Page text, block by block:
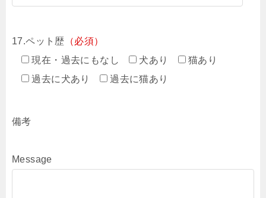
17.ペット歴 （必須）
現在・過去にもなし
犬あり
猫あり
過去に犬あり
過去に猫あり
備考
Message